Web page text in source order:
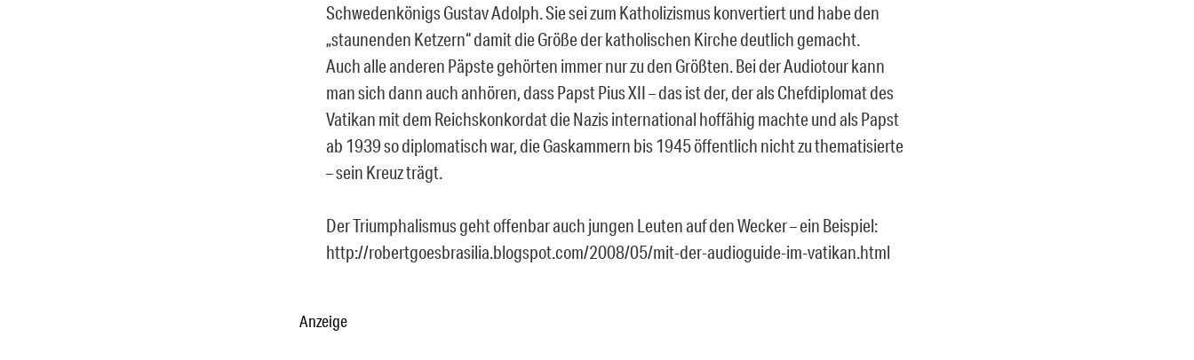
Schwedenkönigs Gustav Adolph. Sie sei zum Katholizismus konvertiert und habe den
„staunenden Ketzern“ damit die Größe der katholischen Kirche deutlich gemacht.
Auch alle anderen Päpste gehörten immer nur zu den Größten. Bei der Audiotour kann
man sich dann auch anhören, dass Papst Pius XII – das ist der, der als Chefdiplomat des
Vatikan mit dem Reichskonkordat die Nazis international hoffähig machte und als Papst
ab 1939 so diplomatisch war, die Gaskammern bis 1945 öffentlich nicht zu thematisierte
– sein Kreuz trägt.
Der Triumphalismus geht offenbar auch jungen Leuten auf den Wecker – ein Beispiel:
http://robertgoesbrasilia.blogspot.com/2008/05/mit-der-audioguide-im-vatikan.html
Anzeige